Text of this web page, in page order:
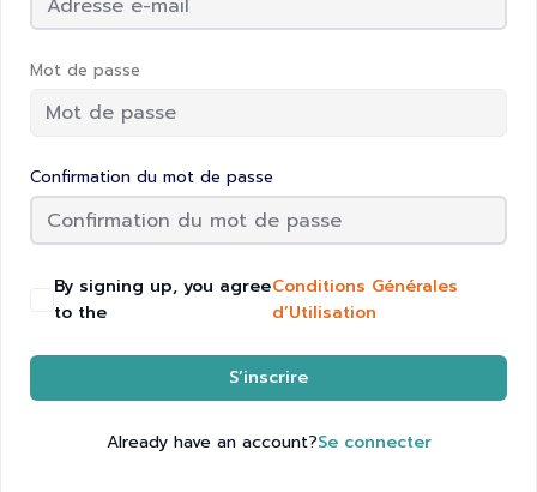
Mot de passe
Confirmation du mot de passe
By signing up, you agree
to the
Conditions Générales
d’Utilisation
S’inscrire
Already have an account?Se connecter